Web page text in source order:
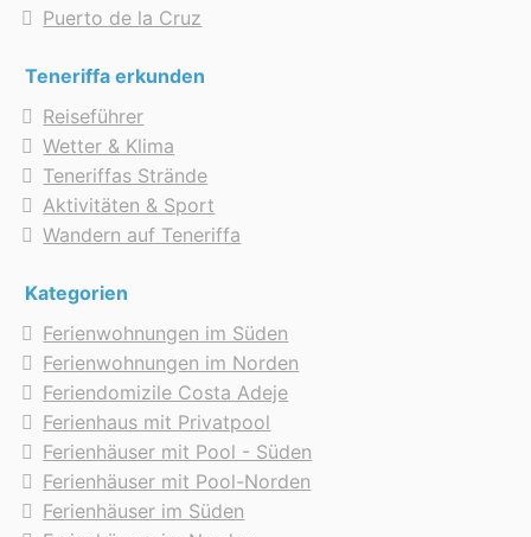
Puerto de la Cruz
Teneriffa erkunden
Reiseführer
Wetter & Klima
Teneriffas Strände
Aktivitäten & Sport
Wandern auf Teneriffa
Kategorien
Ferienwohnungen im Süden
Ferienwohnungen im Norden
Feriendomizile Costa Adeje
Ferienhaus mit Privatpool
Ferienhäuser mit Pool - Süden
Ferienhäuser mit Pool-Norden
Ferienhäuser im Süden